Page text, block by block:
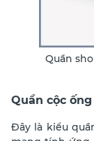
Quần
Quần cộc
Đây là kiểu